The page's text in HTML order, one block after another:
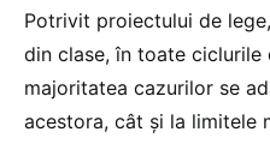
Potrivit proiectului de
din clase, în toate ciclurile
majoritatea cazurilor se
acestora, cât și la limitele